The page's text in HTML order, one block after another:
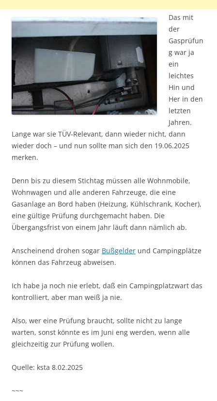
Das mit
der
Gasprüfun
g war ja
ein
leichtes
Hin und
Her in den
letzten
Jahren.
Lange war sie TÜV-Relevant, dann wieder nicht, dann
wieder doch – und nun sollte man sich den 19.06.2025
merken.
Denn bis zu diesem Stichtag müssen alle Wohnmobile,
Wohnwagen und alle anderen Fahrzeuge, die eine
Gasanlage an Bord haben (Heizung, Kühlschrank, Kocher),
eine gültige Prüfung durchgemacht haben. Die
Übergangsfrist von einem Jahr läuft dann nämlich ab.
Anscheinend drohen sogar Bußgelder und Campingplätze
können das Fahrzeug abweisen.
Ich habe ja noch nie erlebt, daß ein Campingplatzwart das
kontrolliert, aber man weiß ja nie.
Also, wer eine Prüfung braucht, sollte nicht zu lange
warten, sonst könnte es im Juni eng werden, wenn alle
gleichzeitig zur Prüfung wollen.
Quelle: ksta 8.02.2025
~~~